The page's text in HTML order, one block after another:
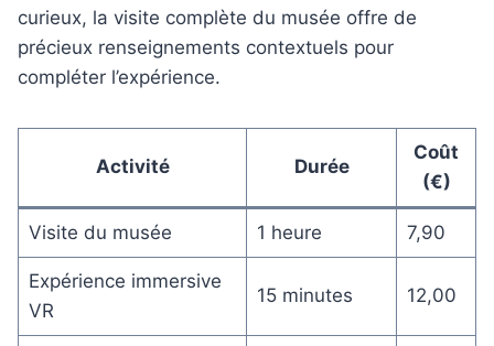
curieux, la visite complète du musée offre de
précieux renseignements contextuels pour
compléter l’expérience.
Activité Durée
Coût
(€)
Visite du musée 1 heure 7,90
Expérience immersive
VR
15 minutes 12,00